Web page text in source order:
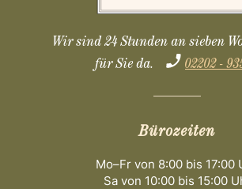
Wir sind 24 Stunden an sieben
für Sie da.
02202 -
Bürozeiten
Mo–Fr von 8:00 bis 17:00
Sa von 10:00 bis 15:00